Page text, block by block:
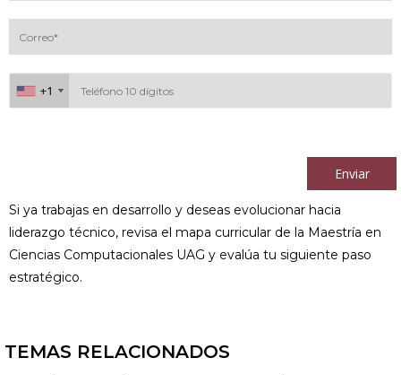
+1
+1
Enviar
Si ya trabajas en desarrollo y deseas evolucionar hacia
liderazgo técnico, revisa el mapa curricular de la Maestría en
Ciencias Computacionales UAG y evalúa tu siguiente paso
estratégico.
TEMAS RELACIONADOS